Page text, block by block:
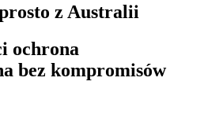
z Australii
ochrona
bez kompromisów